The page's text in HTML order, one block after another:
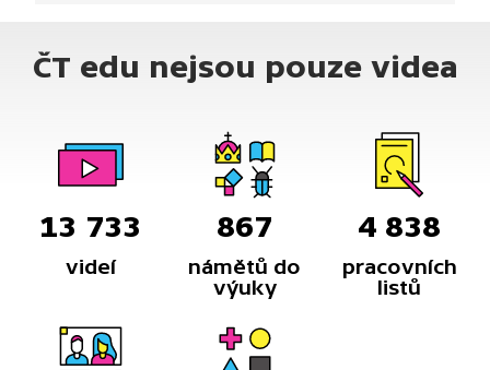
obydlí i dalších staveb.
ČT edu nejsou pouze videa
13 733
videí
867
námětů do
výuky
4 838
pracovních
listů